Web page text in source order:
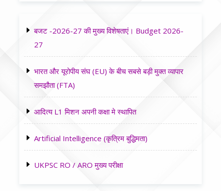
बजट -2026-27 की मुख्य विशेषताएं। Budget 2026-
27
भारत और यूरोपीय संघ (EU) के बीच सबसे बड़ी मुक्त व्यापार
समझौता (FTA)
आदित्य L1 मिशन अपनी कक्षा मे स्थापित
Artificial Intelligence (कृत्रिम बुद्धिमता)
UKPSC RO / ARO मुख्य परीक्षा